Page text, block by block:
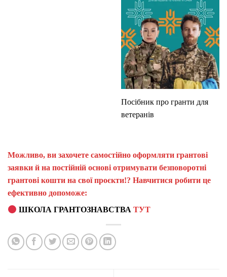
Посібник про гранти для
ветеранів
Можливо, ви захочете самостійно оформляти грантові
заявки й на постійній основі отримувати безповоротні
грантові кошти на свої проєкти!? Навчитися робити це
ефективно допоможе:
ШКОЛА ГРАНТОЗНАВСТВАТУТ